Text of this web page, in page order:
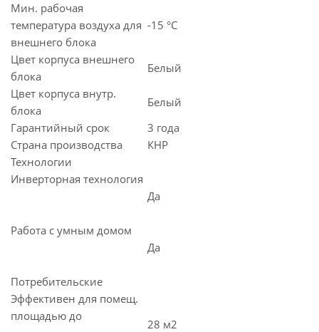
Мин. рабочая
температура воздуха для
внешнего блока
-15 °С
Цвет корпуса внешнего
блока
Белый
Цвет корпуса внутр.
блока
Белый
Гарантийный срок
3 года
Страна производства
КНР
Технологии
Инверторная технология
Да
Работа с умным домом
Да
Потребительские
Эффективен для помещ.
площадью до
28 м2